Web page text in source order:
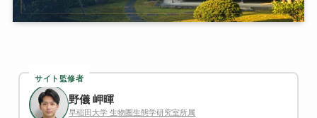
サイト監修者
野儀 岬暉
早稲田大学 生物圏生態学研究室所属